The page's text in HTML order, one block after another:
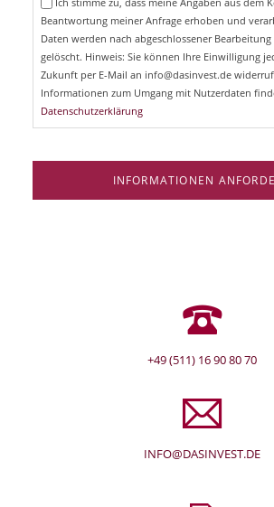
Beantwortung meiner Anfrage erhoben und
Daten werden nach abgeschlossener
gelöscht. Hinweis: Sie können Ihre Einwilligung
Zukunft per E-Mail an info@dasinvest.de
Informationen zum Umgang mit Nutzerdaten
Datenschutzerklärung
INFORMATIONEN
+49 (511) 16 90 80 70
INFO@DASINVEST.DE